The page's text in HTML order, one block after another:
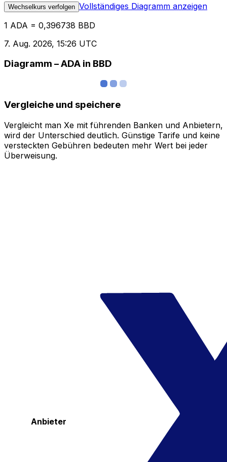
Wechselkurs verfolgen Vollständiges Diagramm anzeigen
1 ADA = 0,396738 BBD
7. Aug. 2026, 15:26 UTC
Diagramm – ADA in BBD
Vergleiche und speichere
Vergleicht man Xe mit führenden Banken und Anbietern,
wird der Unterschied deutlich. Günstige Tarife und keine
versteckten Gebühren bedeuten mehr Wert bei jeder
Überweisung.
Anbieter